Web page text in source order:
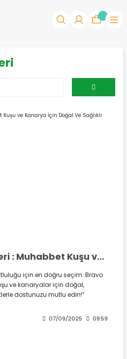
Bravo Kuş Yemleri : Muhabbet Kuşu ve Kanarya İçin Doğal Ve Sağlıklı Beslenme
için en doğru seçim: Bravo
ve kanaryalar için doğal,
dostunuzu mutlu edin!”
07/09/2025 09:59